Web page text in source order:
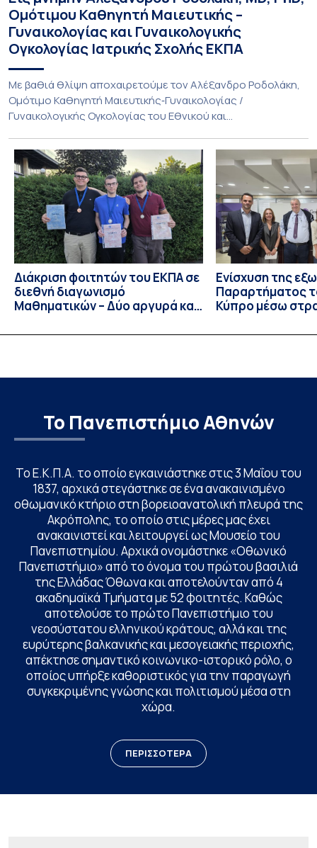
Ομότιμου Καθηγητή Μαιευτικής –
Γυναικολογίας και Γυναικολογικής
Ογκολογίας Ιατρικής Σχολής ΕΚΠΑ
Με βαθιά θλίψη αποχαιρετούμε τον Αλέξανδρο Ροδολάκη,
Ομότιμο Καθηγητή Μαιευτικής‑Γυναικολογίας /
Γυναικολογικής Ογκολογίας του Εθνικού και
Διευθυντή της Α’ Μαιευτικής και Γυναικολογικής Κλινικής,
στο Νοσοκομείο «Αλεξάνδρα». Η διαδρομή του υπήρξε
συνεχής και ανοδική μέσα στην ίδια Κλινική, την οποία
υπηρέτησε από κάθε θέση: Επιμελητής Β’ Ε.Σ.Υ.
(1997‑2002), Επίκουρος […]
Διάκριση φοιτητών του ΕΚΠΑ σε
διεθνή διαγωνισμό
Μαθηματικών – Δύο αργυρά και
Ενίσχυση της
Παραρτήματος
Κύπρο μέσω
Το Πανεπιστήμιο Αθηνών
Το Ε.Κ.Π.Α. το οποίο εγκαινιάστηκε στις 3 Μαΐου του
1837, αρχικά στεγάστηκε σε ένα ανακαινισμένο
οθωμανικό κτήριο στη βορειοανατολική πλευρά της
Ακρόπολης, το οποίο στις μέρες μας έχει
ανακαινιστεί και λειτουργεί ως Μουσείο του
Πανεπιστημίου. Αρχικά ονομάστηκε «Οθωνικό
Πανεπιστήμιο» από το όνομα του πρώτου βασιλιά
της Ελλάδας Όθωνα και αποτελούνταν από 4
ακαδημαϊκά Τμήματα με 52 φοιτητές. Καθώς
αποτελούσε το πρώτο Πανεπιστήμιο του
νεοσύστατου ελληνικού κράτους, αλλά και της
ευρύτερης βαλκανικής και μεσογειακής περιοχής,
απέκτησε σημαντικό κοινωνικο-ιστορικό ρόλο, ο
οποίος υπήρξε καθοριστικός για την παραγωγή
συγκεκριμένης γνώσης και πολιτισμού μέσα στη
χώρα.
ΠΕΡΙΣΣΟΤΕΡΑ